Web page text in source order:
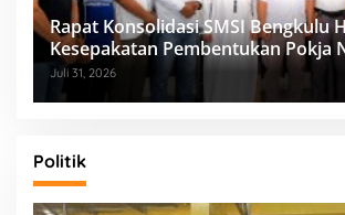
Rapat Konsolidasi SMSI Bengkulu
Kesepakatan Pembentukan Pokja
Kolaboratif
Juli 31, 2026
Politik